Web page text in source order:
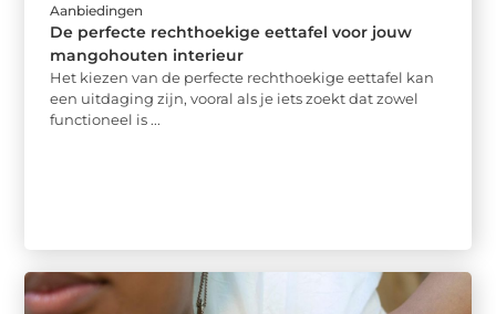
Aanbiedingen
De perfecte rechthoekige eettafel voor jouw
mangohouten interieur
Het kiezen van de perfecte rechthoekige eettafel kan
een uitdaging zijn, vooral als je iets zoekt dat zowel
functioneel is ...